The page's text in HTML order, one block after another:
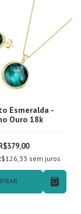
Esmeralda -
Ouro 18k
sem juros